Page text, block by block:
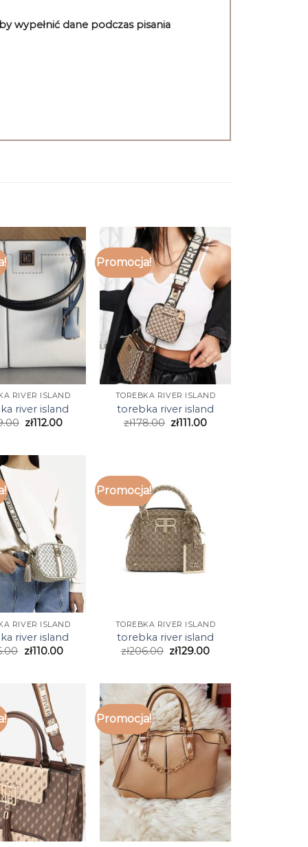
wypełnić dane podczas pisania
RIVER ISLAND
river island
zł112.00
Promocja!
TOREBKA RIVER ISLAND
torebka river island
zł178.00 zł111.00
RIVER ISLAND
river island
zł110.00
Promocja!
TOREBKA RIVER ISLAND
torebka river island
zł206.00 zł129.00
Promocja!